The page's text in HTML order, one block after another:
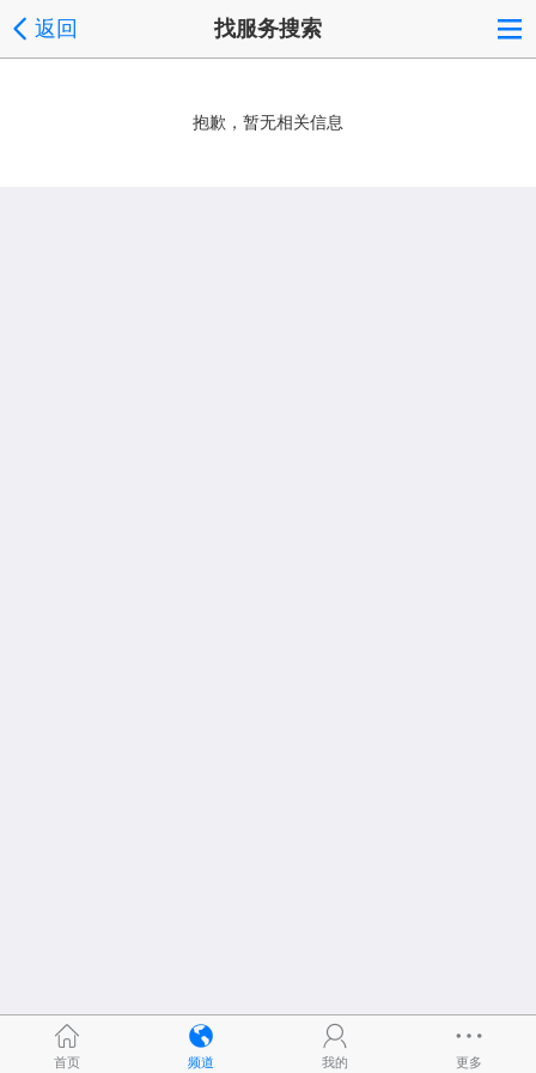
返回 找服务搜索
抱歉，暂无相关信息
首页 频道 我的 更多